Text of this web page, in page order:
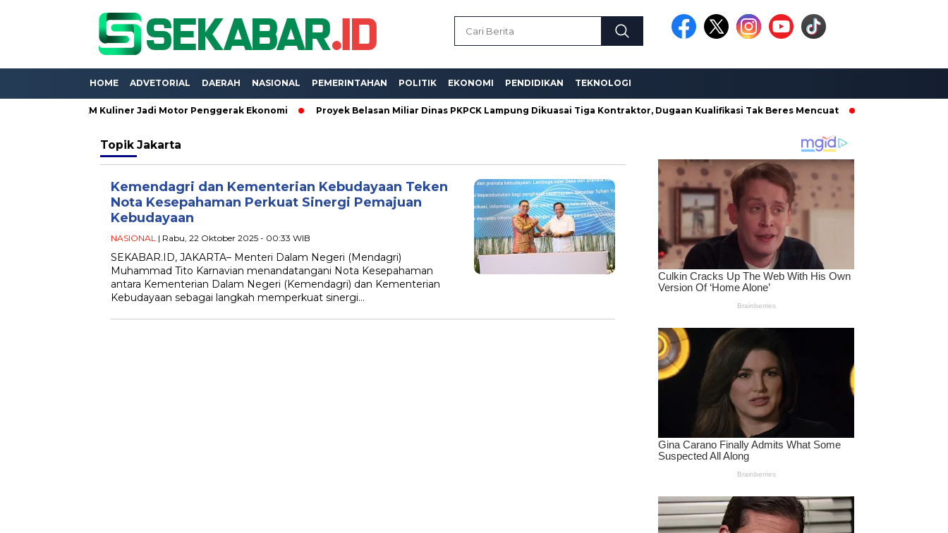
HOME ADVETORIAL DAERAH NASIONAL PEMERINTAHAN POLITIK EKONOMI PENDIDIKAN TEKNOLOGI
2026, UMKM Kuliner Jadi Motor Penggerak Ekonomi Proyek Belasan Miliar Dinas PKPCK Lampung Dikuasai Tiga Kontraktor, Dugaan Kualifikasi Tak Beres Mencuat Borong Proyek di
Topik Jakarta
Kemendagri dan Kementerian Kebudayaan Teken
Nota Kesepahaman Perkuat Sinergi Pemajuan
Kebudayaan
NASIONAL | Rabu, 22 Oktober 2025 - 00:33 WIB
SEKABAR.ID, JAKARTA– Menteri Dalam Negeri (Mendagri)
Muhammad Tito Karnavian menandatangani Nota Kesepahaman
antara Kementerian Dalam Negeri (Kemendagri) dan Kementerian
Kebudayaan sebagai langkah memperkuat sinergi…